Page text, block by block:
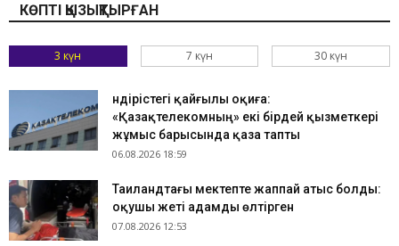
КӨПТІ ҚЫЗЫҚТЫРҒАН
3 күн 7 күн 30 күн
Өндірістегі қайғылы оқиға:
«Қазақтелекомның» екі бірдей қызметкері
жұмыс барысында қаза тапты
06.08.2026 18:59
Таиландтағы мектепте жаппай атыс болды:
оқушы жеті адамды өлтірген
07.08.2026 12:53